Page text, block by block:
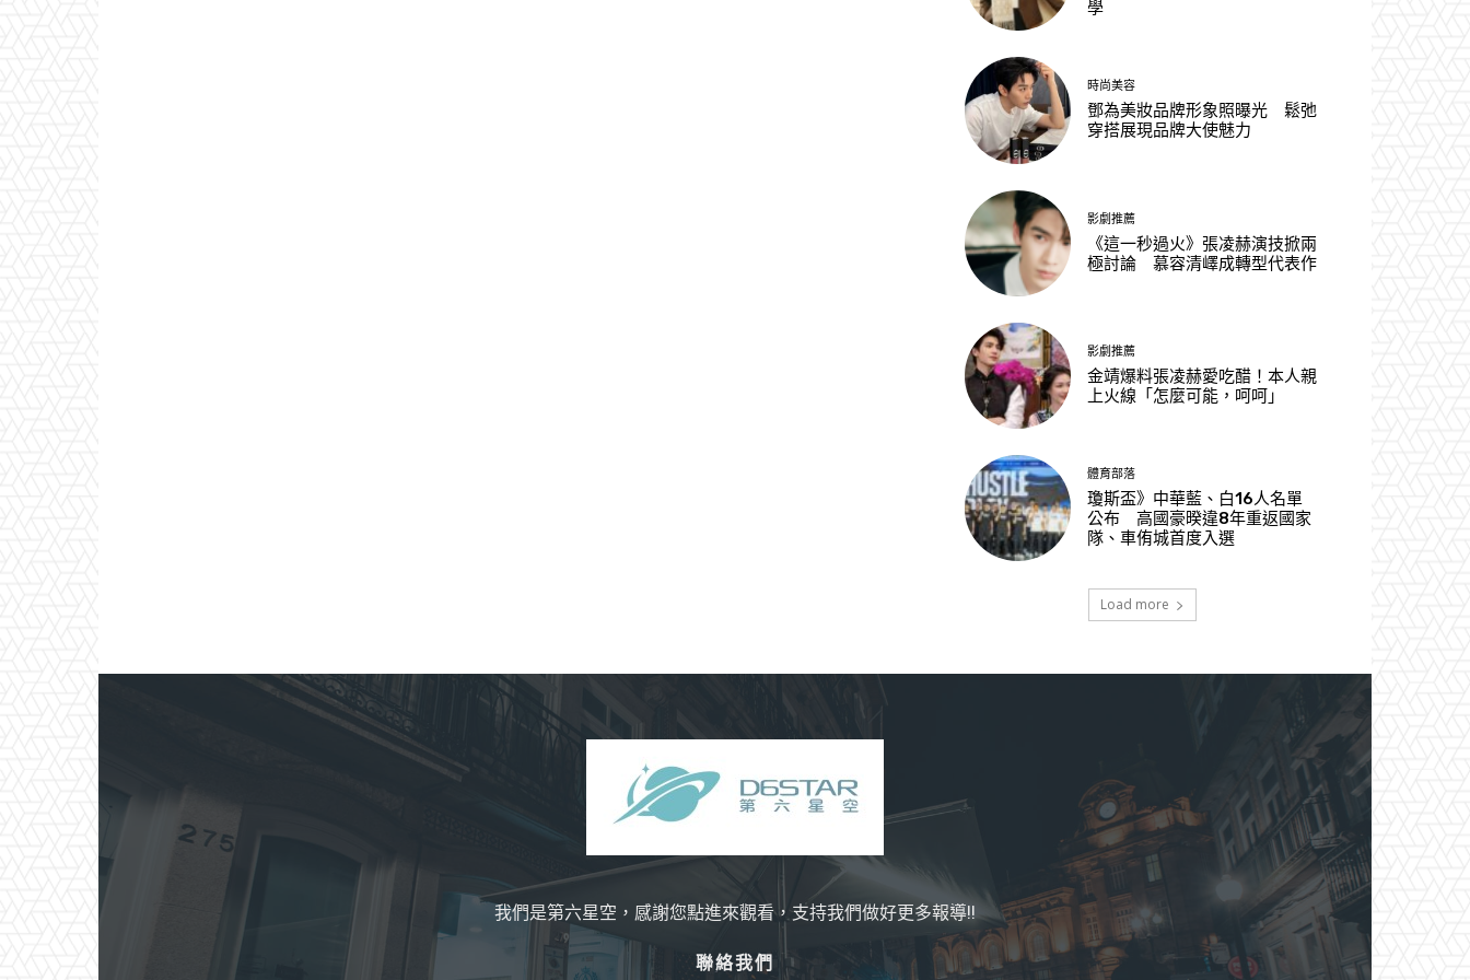
學
時尚美容
鄧為美妝品牌形象照曝光 鬆弛
穿搭展現品牌大使魅力
影劇推薦
《這一秒過火》張凌赫演技掀兩
極討論 慕容清嶧成轉型代表作
影劇推薦
金靖爆料張凌赫愛吃醋！本人親
上火線「怎麼可能，呵呵」
體育部落
瓊斯盃》中華藍、白16人名單
公布 高國豪暌違8年重返國家
隊、車侑城首度入選
Load more
我們是第六星空，感謝您點進來觀看，支持我們做好更多報導!!
聯絡我們